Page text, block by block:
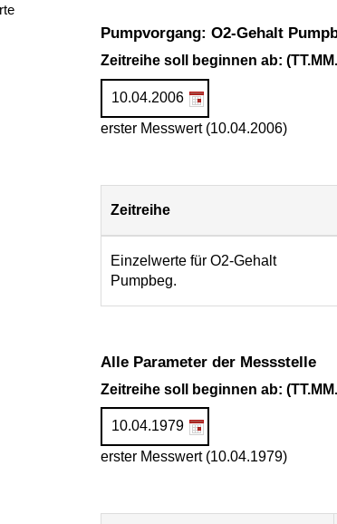
Pumpvorgang: O2-Gehalt
Zeitreihe soll beginnen ab:
erster Messwert (10.04.2006)
Zeitreihe
Einzelwerte für O2-Gehalt
Pumpbeg.
Alle Parameter der Messstelle
Zeitreihe soll beginnen ab:
erster Messwert (10.04.1979)